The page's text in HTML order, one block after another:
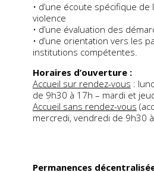
• d’une écoute spécifique
violence
• d’une évaluation des
• d’une orientation vers les
institutions compétentes.
Horaires d’ouverture :
Accueil sur rendez-vous :
de 9h30 à 17h – mardi et
Accueil sans rendez-vous
mercredi, vendredi de 9h30
Permanences